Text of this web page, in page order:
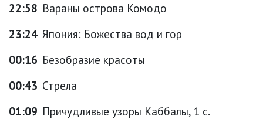
22:58 Вараны острова Комодо
23:24 Япония: Божества вод и гор
00:16 Безобразие красоты
00:43 Стрела
01:09 Причудливые узоры Каббалы, 1 с.